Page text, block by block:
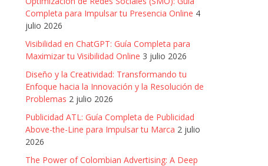
Completa para Impulsar tu Presencia Online 4
julio 2026
Visibilidad en ChatGPT: Guía Completa para
Maximizar tu Visibilidad Online 3 julio 2026
Diseño y la Creatividad: Transformando tu
Enfoque hacia la Innovación y la Resolución de
Problemas 2 julio 2026
Publicidad ATL: Guía Completa de Publicidad
Above-the-Line para Impulsar tu Marca 2 julio
2026
The Power of Colombian Advertising: A Deep